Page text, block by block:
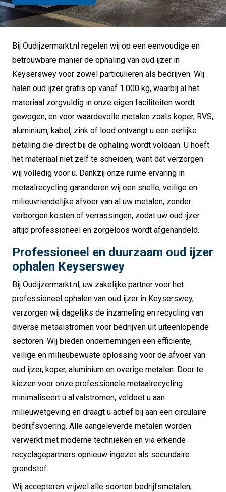
Bij Oudijzermarkt.nl regelen wij op een eenvoudige en
betrouwbare manier de ophaling van oud ijzer in
Keyserswey voor zowel particulieren als bedrijven. Wij
halen oud ijzer gratis op vanaf 1.000 kg, waarbij al het
materiaal zorgvuldig in onze eigen faciliteiten wordt
gewogen, en voor waardevolle metalen zoals koper, RVS,
aluminium, kabel, zink of lood ontvangt u een eerlijke
betaling die direct bij de ophaling wordt voldaan. U hoeft
het materiaal niet zelf te scheiden, want dat verzorgen
wij volledig voor u. Dankzij onze ruime ervaring in
metaalrecycling garanderen wij een snelle, veilige en
milieuvriendelijke afvoer van al uw metalen, zonder
verborgen kosten of verrassingen, zodat uw oud ijzer
altijd professioneel en zorgeloos wordt afgehandeld.
Professioneel en duurzaam oud ijzer
ophalen Keyserswey
Bij Oudijzermarkt.nl, uw zakelijke partner voor het
professioneel ophalen van oud ijzer in Keyserswey,
verzorgen wij dagelijks de inzameling en recycling van
diverse metaalstromen voor bedrijven uit uiteenlopende
sectoren. Wij bieden ondernemingen een efficiënte,
veilige en milieubewuste oplossing voor de afvoer van
oud ijzer, koper, aluminium en overige metalen. Door te
kiezen voor onze professionele metaalrecycling
minimaliseert u afvalstromen, voldoet u aan
milieuwetgeving en draagt u actief bij aan een circulaire
bedrijfsvoering. Alle aangeleverde metalen worden
verwerkt met moderne technieken en via erkende
recyclagepartners opnieuw ingezet als secundaire
grondstof.
Wij accepteren vrijwel alle soorten bedrijfsmetalen,